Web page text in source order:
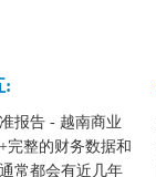
:
报告 - 越南商业
完整的财务数据和
常都会有近几年